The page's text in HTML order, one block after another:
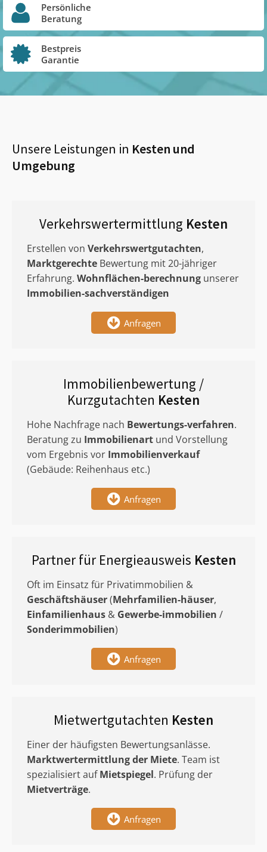
Persönliche
Beratung
Bestpreis
Garantie
Unsere Leistungen in Kesten und
Umgebung
Verkehrswertermittlung Kesten
Erstellen von Verkehrswertgutachten,
Marktgerechte Bewertung mit 20-jähriger
Erfahrung. Wohnflächen-berechnung unserer
Immobilien-sachverständigen
Anfragen
Immobilienbewertung /
Kurzgutachten Kesten
Hohe Nachfrage nach Bewertungs-verfahren.
Beratung zu Immobilienart und Vorstellung
vom Ergebnis vor Immobilienverkauf
(Gebäude: Reihenhaus etc.)
Anfragen
Partner für Energieausweis Kesten
Oft im Einsatz für Privatimmobilien &
Geschäftshäuser(Mehrfamilien-häuser,
Einfamilienhaus & Gewerbe-immobilien /
Sonderimmobilien)
Anfragen
Mietwertgutachten Kesten
Einer der häufigsten Bewertungsanlässe.
Marktwertermittlungder Miete. Team ist
spezialisiert aufMietspiegel. Prüfung der
Mietverträge.
Anfragen